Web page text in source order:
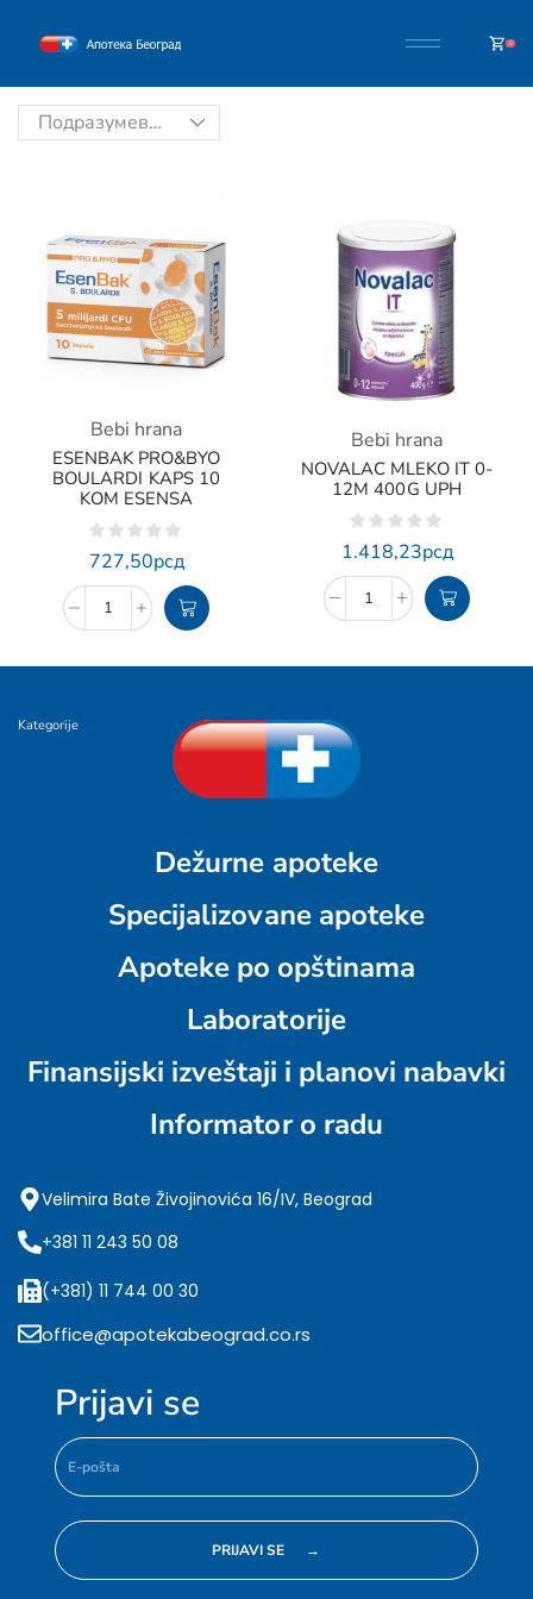
0
Kategorije
Bebi hrana
ESENBAK PRO&BYO
BOULARDI KAPS 10
KOM ESENSA
727,50рсд
Bebi hrana
NOVALAC MLEKO IT 0-
12M 400G UPH
1.418,23рсд
Dežurne apoteke
Specijalizovane apoteke
Apoteke po opštinama
Laboratorije
Finansijski izveštaji i planovi nabavki
Informator o radu
Velimira Bate Živojinovića 16/IV, Beograd
+381 11 243 50 08
(+381) 11 744 00 30
office@apotekabeograd.co.rs
Prijavi se